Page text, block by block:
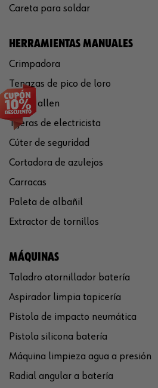
Careta para soldar
HERRAMIENTAS MANUALES
Crimpadora
Tenazas de pico de loro
Llaves allen
Tijeras de electricista
Cúter de seguridad
Cortadora de azulejos
Carracas
Paleta de albañil
Extractor de tornillos
MÁQUINAS
Taladro atornillador batería
Aspirador limpia tapicería
Pistola de impacto neumática
Pistola silicona batería
Máquina limpieza agua a presión
Radial angular a batería